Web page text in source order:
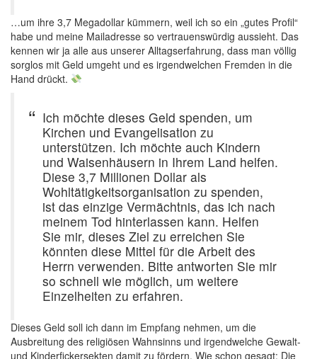
…um ihre 3,7 Megadollar kümmern, weil ich so ein „gutes Profil“
habe und meine Mailadresse so vertrauenswürdig aussieht. Das
kennen wir ja alle aus unserer Alltagserfahrung, dass man völlig
sorglos mit Geld umgeht und es irgendwelchen Fremden in die
Hand drückt.
Ich möchte dieses Geld spenden, um
Kirchen und Evangelisation zu
unterstützen. Ich möchte auch Kindern
und Waisenhäusern in Ihrem Land helfen.
Diese 3,7 Millionen Dollar als
Wohltätigkeitsorganisation zu spenden,
ist das einzige Vermächtnis, das ich nach
meinem Tod hinterlassen kann. Helfen
Sie mir, dieses Ziel zu erreichen Sie
könnten diese Mittel für die Arbeit des
Herrn verwenden. Bitte antworten Sie mir
so schnell wie möglich, um weitere
Einzelheiten zu erfahren.
Dieses Geld soll ich dann im Empfang nehmen, um die
Ausbreitung des religiösen Wahnsinns und irgendwelche Gewalt-
und Kinderfickersekten damit zu fördern. Wie schon gesagt: Die